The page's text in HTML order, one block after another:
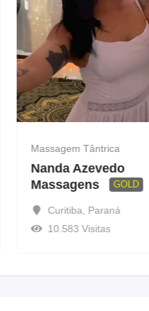
Massagem Tântrica
Nanda Azevedo
Massagens
GOLD
Curitiba Paraná
10.583 Visitas